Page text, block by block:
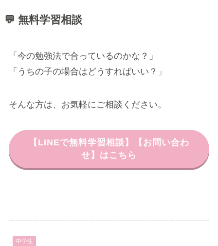
💬 無料学習相談
「今の勉強法で合っているのかな？」
「うちの子の場合はどうすればいい？」
そんな方は、お気軽にご相談ください。
【LINEで無料学習相談】【お問い合わ
せ】はこちら
中学生